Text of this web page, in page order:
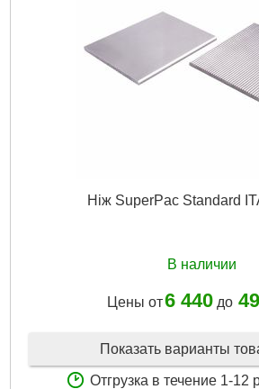
Ніж SuperPac Standard
В наличии
Цены от6 440до
Показать варианты
Отгрузка в течение 1-12